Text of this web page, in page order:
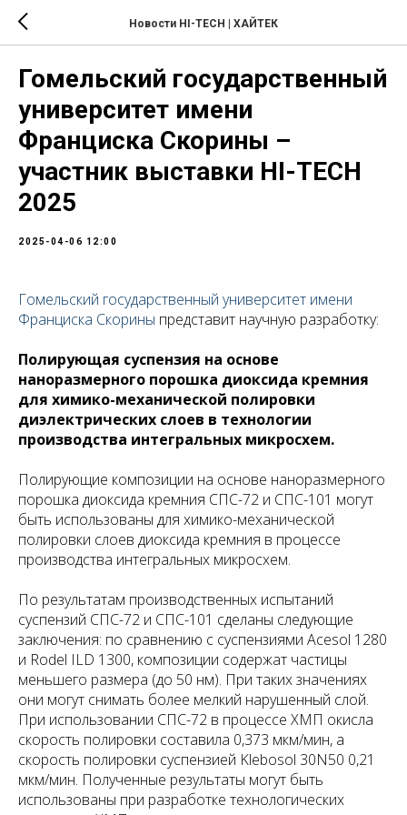
Новости HI-TECH | ХАЙТЕК
Гомельский государственный
университет имени
Франциска Скорины –
участник выставки HI-TECH
2025
2025-04-06 12:00
Гомельский государственный университет имени
Франциска Скорины представит научную разработку:
Полирующая суспензия на основе
наноразмерного порошка диоксида кремния
для химико-механической полировки
диэлектрических слоев в технологии
производства интегральных микросхем.
Полирующие композиции на основе наноразмерного
порошка диоксида кремния СПС-72 и СПС-101 могут
быть использованы для химико-механической
полировки слоев диоксида кремния в процессе
производства интегральных микросхем.
По результатам производственных испытаний
суспензий СПС-72 и СПС-101 сделаны следующие
заключения: по сравнению с суспензиями Acesol 1280
и Rodel ILD 1300, композиции содержат частицы
меньшего размера (до 50 нм). При таких значениях
они могут снимать более мелкий нарушенный слой.
При использовании СПС-72 в процессе ХМП окисла
скорость полировки составила 0,373 мкм/мин, а
скорость полировки суспензией Klebosol 30N50 0,21
мкм/мин. Полученные результаты могут быть
использованы при разработке технологических